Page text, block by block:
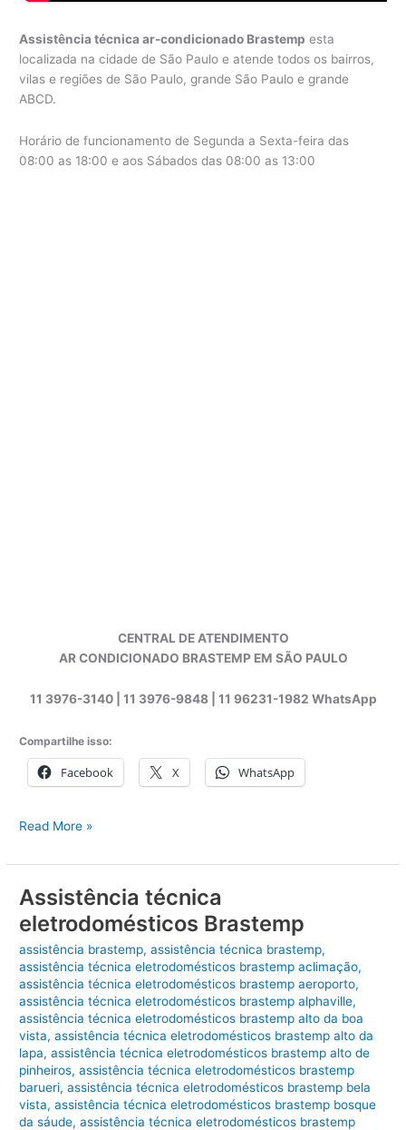
Assistência técnica ar-condicionado Brastemp esta
localizada na cidade de São Paulo e atende todos os bairros,
vilas e regiões de São Paulo, grande São Paulo e grande
ABCD.
Horário de funcionamento de Segunda a Sexta-feira das
08:00 as 18:00 e aos Sábados das 08:00 as 13:00
CENTRAL DE ATENDIMENTO
AR CONDICIONADO BRASTEMP EM SÃO PAULO
11 3976-3140 | 11 3976-9848 | 11 96231-1982 WhatsApp
Compartilhe isso:
Facebook X WhatsApp
Assistência
ar-
condicionado
Brastemp
Read More »
Assistência técnica
eletrodomésticos Brastemp
assistência brastemp,assistência técnica brastemp,
assistência técnica eletrodomésticos brastemp aclimação,
assistência técnica eletrodomésticos brastemp aeroporto,
assistência técnica eletrodomésticos brastemp alphaville,
assistência técnica eletrodomésticos brastemp alto da boa
vista,assistência técnica eletrodomésticos brastemp alto da
lapa,assistência técnica eletrodomésticos brastemp alto de
pinheiros,assistência técnica eletrodomésticos brastemp
barueri,assistência técnica eletrodomésticos brastemp bela
vista,assistência técnica eletrodomésticos brastemp bosque
da sáude,assistência técnica eletrodomésticos brastemp